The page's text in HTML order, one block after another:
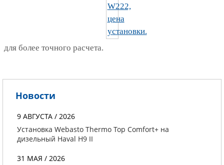
для более точного расчета.
Новости
9 АВГУСТА / 2026
Установка Webasto Thermo Top Comfort+ на
дизельный Haval H9 II
31 МАЯ / 2026